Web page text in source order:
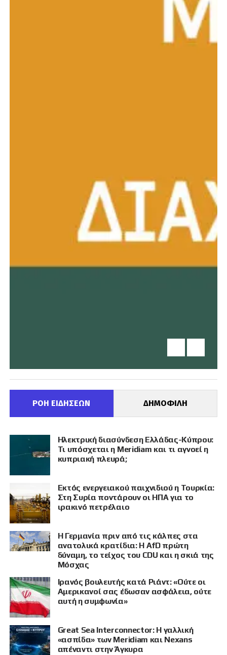
ΠΡΟΒΟΛΗ
ΡΟΗ ΕΙΔΗΣΕΩΝ ΔΗΜΟΦΙΛΗ
Ηλεκτρική διασύνδεση Ελλάδας-Κύπρου:
Τι υπόσχεται η Meridiam και τι αγνοεί η
κυπριακή πλευρά;
Εκτός ενεργειακού παιχνιδιού η Τουρκία:
Στη Συρία ποντάρουν οι ΗΠΑ για το
ιρακινό πετρέλαιο
Η Γερμανία πριν από τις κάλπες στα
ανατολικά κρατίδια: Η AfD πρώτη
δύναμη, το τείχος του CDU και η σκιά της
Μόσχας
Ιρανός βουλευτής κατά Ριάντ: «Ούτε οι
Αμερικανοί σας έδωσαν ασφάλεια, ούτε
αυτή η συμφωνία»
Great Sea Interconnector: Η γαλλική
«ασπίδα» των Meridiam και Nexans
απέναντι στην Άγκυρα